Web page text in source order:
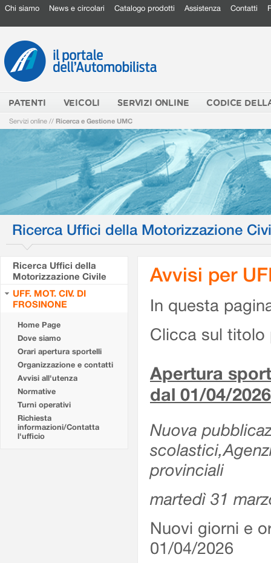
Chi siamo News e circolari Catalogo prodotti Assistenza Contatti
PATENTI VEICOLI SERVIZI ONLINE CODICE
Servizi online // Ricerca e Gestione UMC
Ricerca Uffici della Motorizzazione
Ricerca Uffici della
Motorizzazione Civile
UFF. MOT. CIV. DI
FROSINONE
Home Page
Dove siamo
Orari apertura sportelli
Organizzazione e contatti
Avvisi all'utenza
Normative
Turni operativi
Richiesta
informazioni/Contatta
l'ufficio
Avvisi per
In questa
Clicca sul titolo
Apertura
dal 01/04/2026
Nuova
provinciali
martedì 31
Nuovi giorni e
01/04/2026